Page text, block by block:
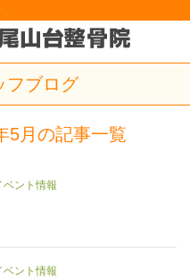
フブログ
5月の記事一覧
ベント情報
ベント情報